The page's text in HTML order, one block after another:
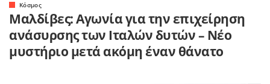
Κόσμος
Μαλδίβες: Αγωνία για την επιχείρηση
ανάσυρσης των Ιταλών δυτών – Νέο
μυστήριο μετά ακόμη έναν θάνατο